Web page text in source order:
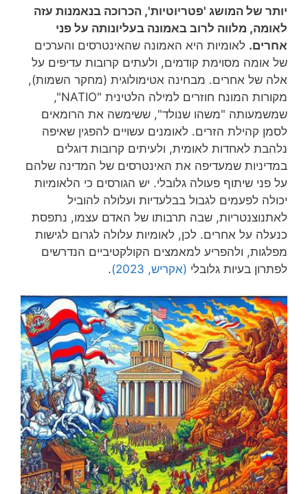
יותר של המושג 'פטריוטיות', הכרוכה בנאמנות עזה
לאומה, מלווה לרוב באמונה בעליונותה על פני
אחרים. לאומיות היא האמונה שהאינטרסים והערכים
של אומה מסוימת קודמים, ולעתים קרובות עדיפים על
אלה של אחרים. מבחינה אטימולוגית (מחקר השמות),
מקורות המונח חוזרים למילה הלטינית "NATIO",
שמשמעותה "משהו שנולד", ששימשה את הרומאים
לסמן קהילת הזרים. לאומנים עשויים להפגין שאיפה
נלהבת לאחדות לאומית, ולעיתים קרובות דוגלים
במדיניות שמעדיפה את האינטרסים של המדינה שלהם
על פני שיתוף פעולה גלובלי. יש הגורסים כי הלאומיות
יכולה לפעמים לגבול בבלעדיות ועלולה להוביל
לאתנוצנטריות, שבה תרבותו של האדם עצמו, נתפסת
כנעלה על אחרים. לכן, לאומיות עלולה לגרום לגישות
מפלגות, ולהפריע למאמצים הקולקטיביים הנדרשים
לפתרון בעיות גלובלי (אקריש, 2023) .